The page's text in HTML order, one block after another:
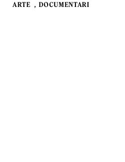
ARTE DOCUMENTARI